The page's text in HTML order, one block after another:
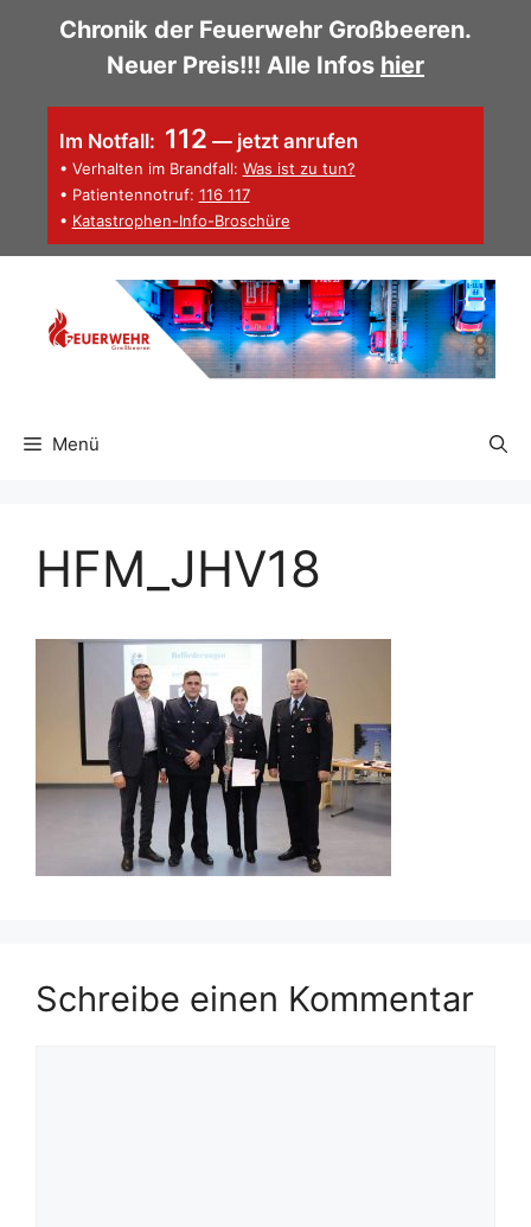
Chronik der Feuerwehr Großbeeren.
Neuer Preis!!! Alle Infos hier
Im Notfall: 112 — jetzt anrufen
• Verhalten im Brandfall: Was ist zu tun?
• Patientennotruf: 116 117
• Katastrophen-Info-Broschüre
Menü
HFM_JHV18
Schreibe einen Kommentar